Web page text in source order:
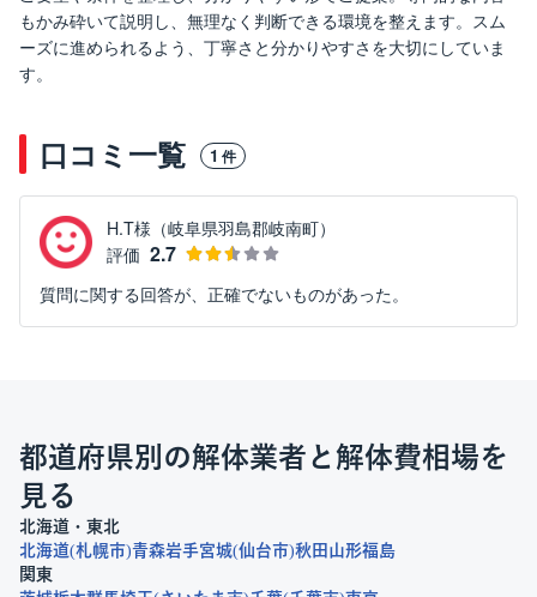
もかみ砕いて説明し、無理なく判断できる環境を整えます。スム
ーズに進められるよう、丁寧さと分かりやすさを大切にしていま
す。
口コミ一覧 1 件
H.T様（岐阜県羽島郡岐南町）
評価 2.7
質問に関する回答が、正確でないものがあった。
都道府県別の解体業者と解体費相場を
見る
北海道・東北
北海道 札幌市 青森岩手宮城 仙台市 秋田 山形福島
関東